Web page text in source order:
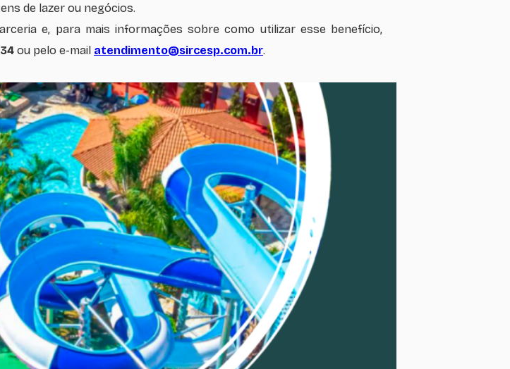
de lazer ou negócios.
e, para mais informações sobre como utilizar esse benefício,
ou pelo e-mail atendimento@sircesp.com.br.